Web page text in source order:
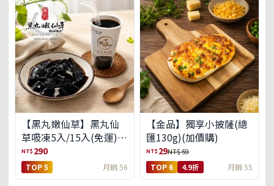
【黑丸嫩仙草】黑丸仙
草吸凍5入/15入(免運)
(預購中8/14出貨)
NT$ 290
TOP 5 月銷 56
【金品】獨享小披薩(總
匯130g)(加價購)
NT$ 29NT$ 59
TOP 6 4.9折 月銷 55